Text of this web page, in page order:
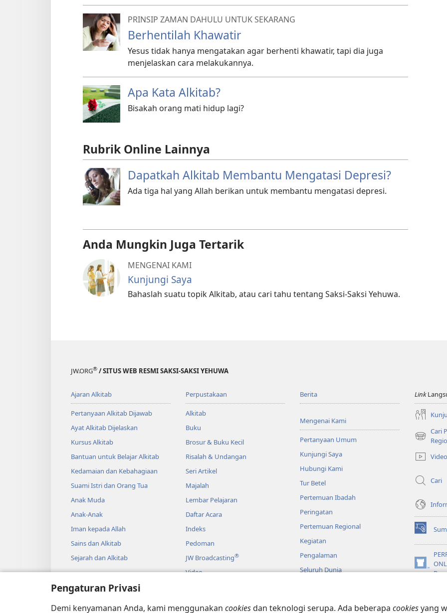
Pengaturan Privasi
Demi kenyamanan Anda, kami menggunakan cookiesdan teknologi serupa. Ada beberapa cookiesyang
PRINSIP ZAMAN DAHULU UNTUK SEKARANG
Berhentilah Khawatir
Yesus tidak hanya mengatakan agar berhenti khawatir, tapi dia juga
menjelaskan cara melakukannya.
Apa Kata Alkitab?
Bisakah orang mati hidup lagi?
Rubrik Online Lainnya
Dapatkah Alkitab Membantu Mengatasi Depresi?
Ada tiga hal yang Allah berikan untuk membantu mengatasi depresi.
Anda Mungkin Juga Tertarik
MENGENAI KAMI
Kunjungi Saya
Bahaslah suatu topik Alkitab, atau cari tahu tentang Saksi-Saksi Yehuwa.
JW.ORG® / SITUS WEB RESMI SAKSI-SAKSI YEHUWA
Ajaran Alkitab
Pertanyaan Alkitab Dijawab
Ayat Alkitab Dijelaskan
Kursus Alkitab
Bantuan untuk Belajar Alkitab
Kedamaian dan Kebahagiaan
Suami Istri dan Orang Tua
Anak Muda
Anak-Anak
Iman kepada Allah
Sains dan Alkitab
Sejarah dan Alkitab
Perpustakaan
Alkitab
Buku
Brosur & Buku Kecil
Risalah & Undangan
Seri Artikel
Majalah
Lembar Pelajaran
Daftar Acara
Indeks
Pedoman
JW Broadcasting®
Video
Berita
Mengenai Kami
Pertanyaan Umum
Kunjungi Saya
Hubungi Kami
Tur Betel
Pertemuan Ibadah
Peringatan
Pertemuan Regional
Kegiatan
Pengalaman
Seluruh Dunia
Link
Cari
(terbuka
windowVideo
Cari
(terbuka
di
window
baru)
(terbuka